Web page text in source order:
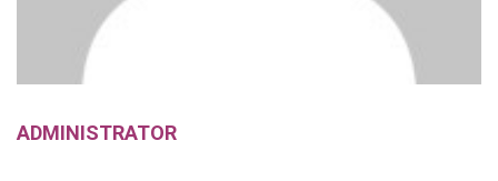
ADMINISTRATOR